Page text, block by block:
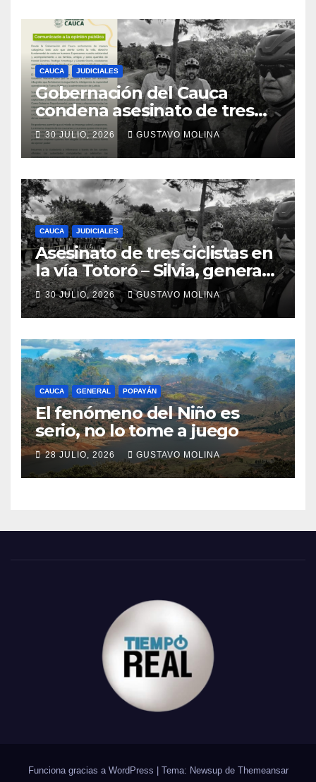
CAUCA JUDICIALES
Gobernación del Cauca
condena asesinato de tres
ciudadanos y exige medidas
urgentes al Gobierno
Nacional
30 JULIO, 2026 GUSTAVO MOLINA
CAUCA JUDICIALES
Asesinato de tres ciclistas en
la vía Totoró – Silvia, genera
consternación en el Cauca
30 JULIO, 2026 GUSTAVO MOLINA
CAUCA GENERAL POPAYÁN
El fenómeno del Niño es
serio, no lo tome a juego
28 JULIO, 2026 GUSTAVO MOLINA
Funciona gracias a WordPress Tema: Newsup de Themeansar